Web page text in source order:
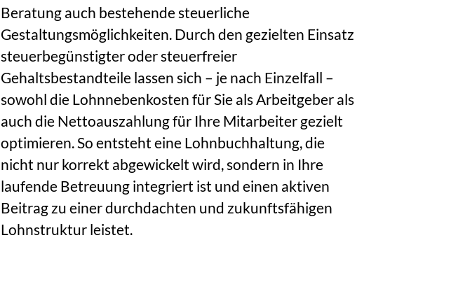
Beratung auch bestehende steuerliche
Gestaltungsmöglichkeiten. Durch den gezielten Einsatz
steuerbegünstigter oder steuerfreier
Gehaltsbestandteile lassen sich – je nach Einzelfall –
sowohl die Lohnnebenkosten für Sie als Arbeitgeber als
auch die Nettoauszahlung für Ihre Mitarbeiter gezielt
optimieren. So entsteht eine Lohnbuchhaltung, die
nicht nur korrekt abgewickelt wird, sondern in Ihre
laufende Betreuung integriert ist und einen aktiven
Beitrag zu einer durchdachten und zukunftsfähigen
Lohnstruktur leistet.